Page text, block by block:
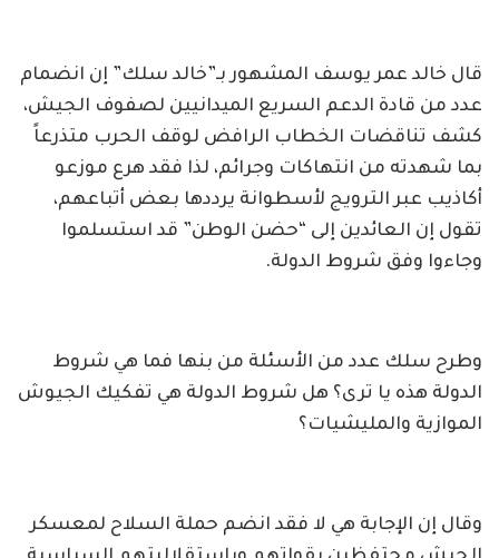
قال خالد عمر يوسف المشهور بـ”خالد سلك” إن انضمام
عدد من قادة الدعم السريع الميدانيين لصفوف الجيش،
كشف تناقضات الخطاب الرافض لوقف الحرب متذرعاً
بما شهدته من انتهاكات وجرائم، لذا فقد هرع موزعو
أكاذيب عبر الترويج لأسطوانة يرددها بعض أتباعهم،
تقول إن العائدين إلى “حضن الوطن” قد استسلموا
وجاءوا وفق شروط الدولة.
وطرح سلك عدد من الأسئلة من بنها فما هي شروط
الدولة هذه يا ترى؟ هل شروط الدولة هي تفكيك الجيوش
الموازية والمليشيات؟
وقال إن الإجابة هي لا فقد انضم حملة السلاح لمعسكر